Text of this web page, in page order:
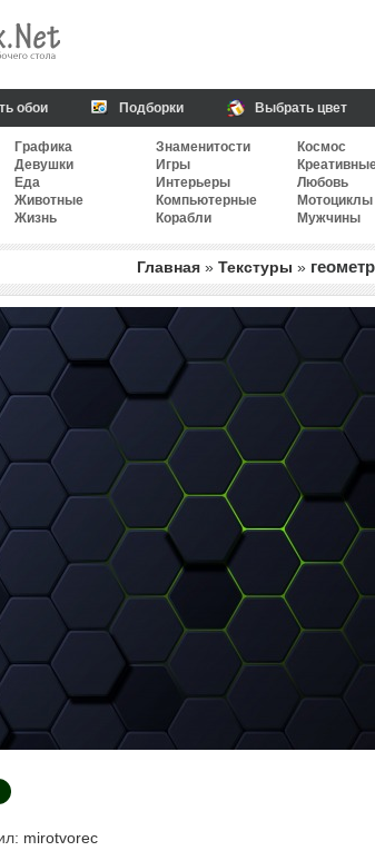
обои Подборки Выбрать цвет
Графика
Девушки
Еда
Животные
Жизнь
Знаменитости
Игры
Интерьеры
Компьютерные
Корабли
Космос
Любовь
Мотоциклы
Мужчины
Главная» Текстуры »
mirotvorec